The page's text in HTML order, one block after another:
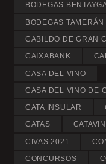
BODEGAS
BODEGAS TAMERÁN
CABILDO DE GRAN
CAIXABANK
CASA DEL VINO
CASA DEL VINO DE
CATA INSULAR
CATAS
CIVAS 2021
CONCURSOS